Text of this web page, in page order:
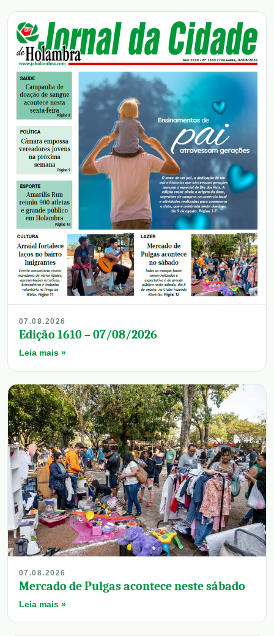
07.08.2026
Edição 1610 – 07/08/2026
Leia mais »
07.08.2026
Mercado de Pulgas acontece neste sábado
Leia mais »